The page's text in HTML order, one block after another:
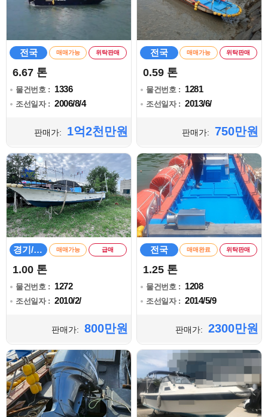
전국 매매가능 위탁판매
6.67 톤
물건번호 : 1336
조선일자 : 2006/8/4
판매가: 1억2천만원
전국 매매가능 위탁판매
0.59 톤
물건번호 : 1281
조선일자 : 2013/6/
판매가: 750만원
경기/인천 매매가능 급매
1.00 톤
물건번호 : 1272
조선일자 : 2010/2/
판매가: 800만원
전국 매매완료 위탁판매
1.25 톤
물건번호 : 1208
조선일자 : 2014/5/9
판매가: 2300만원